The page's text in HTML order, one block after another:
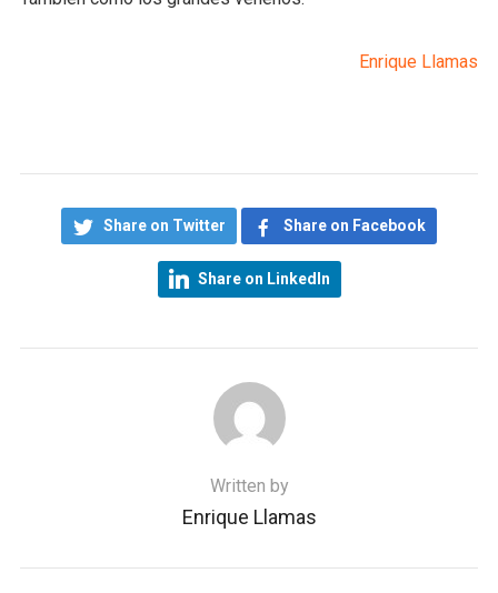
Enrique Llamas
Share on Twitter Share on Facebook
Share on LinkedIn
Written by
Enrique Llamas